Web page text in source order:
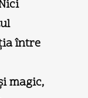
între
magic,